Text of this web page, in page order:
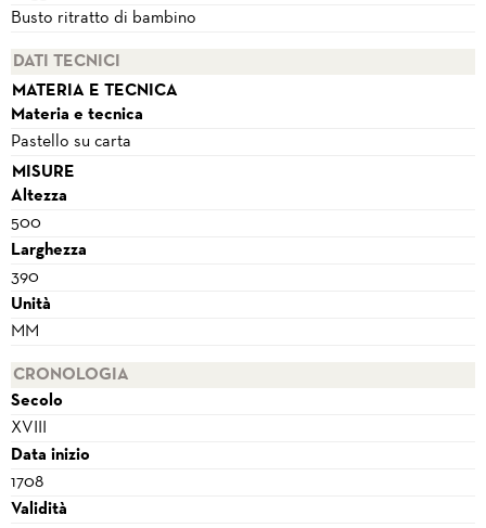
Busto ritratto di bambino
DATI TECNICI
MATERIA E TECNICA
Materia e tecnica
Pastello su carta
MISURE
Altezza
500
Larghezza
390
Unità
MM
CRONOLOGIA
Secolo
XVIII
Data inizio
1708
Validità